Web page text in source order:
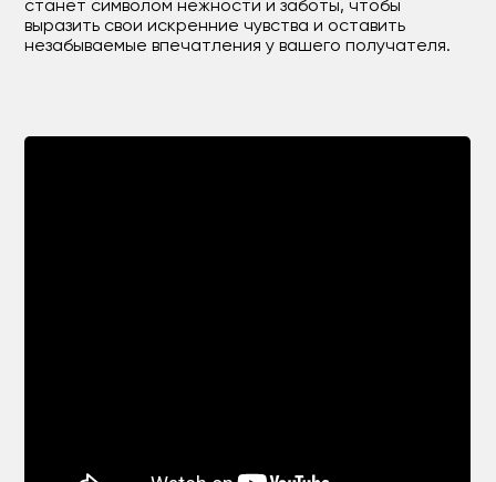
станет символом нежности и заботы, чтобы
выразить свои искренние чувства и оставить
незабываемые впечатления у вашего получателя.